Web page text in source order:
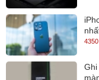
cứng rất tốt. HP
trạm thế hệ mới, hiệu
HP định hướng
cấp, bởi vậy, chiếc
những phần cứng